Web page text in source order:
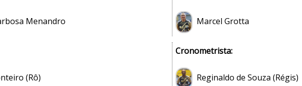
Menandro Marcel Grotta
(Rô)
Cronometrista:
Reginaldo de Souza (Régis)